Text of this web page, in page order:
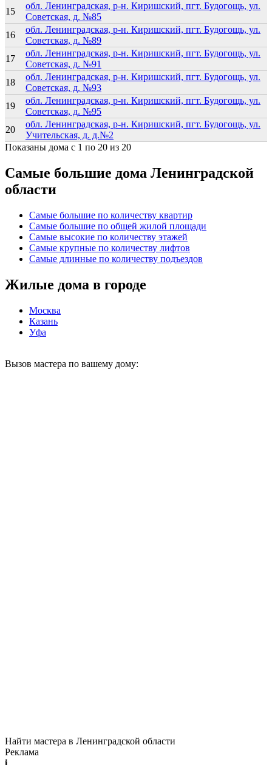
15
обл. Ленинградская, р-н. Киришский, пгт. Будогощь, ул.
Советская, д. №85
16
обл. Ленинградская, р-н. Киришский, пгт. Будогощь, ул.
Советская, д. №89
17
обл. Ленинградская, р-н. Киришский, пгт. Будогощь, ул.
Советская, д. №91
18
обл. Ленинградская, р-н. Киришский, пгт. Будогощь, ул.
Советская, д. №93
19
обл. Ленинградская, р-н. Киришский, пгт. Будогощь, ул.
Советская, д. №95
20
обл. Ленинградская, р-н. Киришский, пгт. Будогощь, ул.
Учительская, д. д.№2
Показаны дома с 1 по 20 из 20
Самые большие дома Ленинградской
области
Самые большие по количеству квартир
Самые большие по общей жилой площади
Самые высокие по количеству этажей
Самые крупные по количеству лифтов
Самые длинные по количеству подъездов
Жилые дома в городе
Москва
Казань
Уфа
Вызов мастера по вашему дому:
Найти мастера в Ленинградской области
Реклама
i